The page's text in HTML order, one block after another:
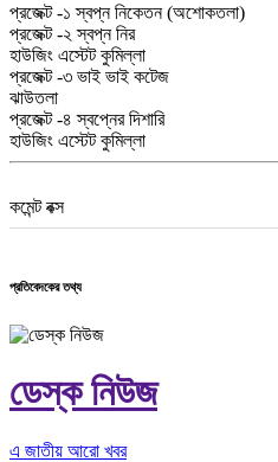
প্রজেক্ট -১ স্বপ্ন নিকেতন (অশোকতলা)
প্রজেক্ট -২ স্বপ্ন নির
হাউজিং এস্টেট কুমিল্লা
প্রজেক্ট -৩ ভাই ভাই কটেজ
ঝাউতলা
প্রজেক্ট -৪ স্বপ্নের দিশারি
হাউজিং এস্টেট কুমিল্লা
কমেন্ট বক্স
প্রতিবেদকের তথ্য
ডেস্ক নিউজ
এ জাতীয় আরো খবর